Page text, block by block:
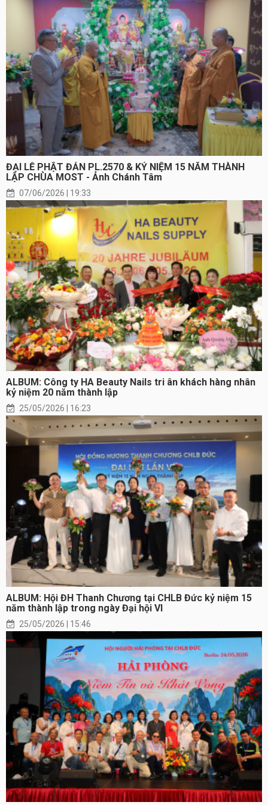
ĐẠI LỄ PHẬT ĐẢN PL.2570 & KỶ NIỆM 15 NĂM THÀNH
LẬP CHÙA MOST - Ảnh Chánh Tâm
07/06/2026 | 19:33
ALBUM: Công ty HA Beauty Nails tri ân khách hàng nhân
kỷ niệm 20 năm thành lập
25/05/2026 | 16:23
ALBUM: Hội ĐH Thanh Chương tại CHLB Đức kỷ niệm 15
năm thành lập trong ngày Đại hội VI
25/05/2026 | 15:46